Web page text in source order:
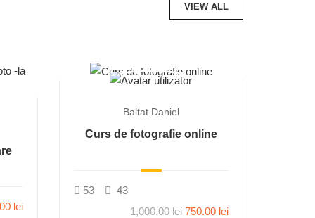
VIEW ALL
lei
Baltat Daniel
Curs de fotografie online
53
43
1,000.00 lei 750.00 lei